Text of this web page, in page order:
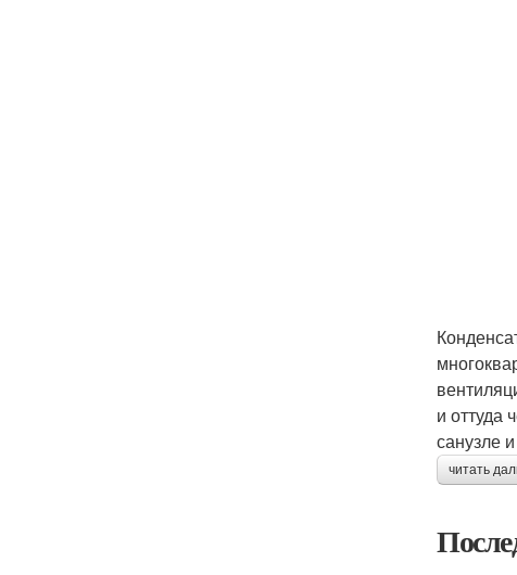
и оттуда
санузле
читать